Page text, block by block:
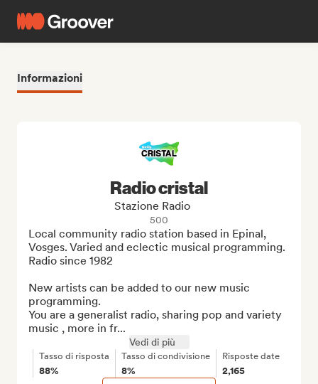
Informazioni
Radio cristal
Stazione Radio
500
Local community radio station based in Epinal,
Vosges. Varied and eclectic musical programming.
Radio since 1982
New artists can be added to our new music
programming.
You are a generalist radio, sharing pop and variety
music , more in fr...
Vedi di più
Tasso di risposta
88%
Tasso di condivisione
8%
Risposte date
2,165